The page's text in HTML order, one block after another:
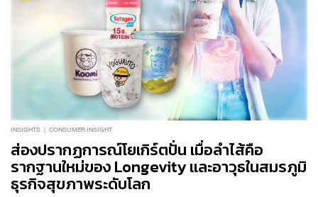
INSIGHTS CONSUMER INSIGHT
ส่องปรากฏการณ์โยเกิร์ตปั่น เมื่อลำไส้คือ
รากฐานใหม่ของ Longevity และอาวุธในสมรภูมิ
ธุรกิจสุขภาพระดับโลก